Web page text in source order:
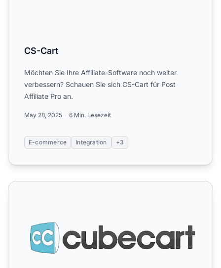
CS-Cart
Möchten Sie Ihre Affiliate-Software noch weiter
verbessern? Schauen Sie sich CS-Cart für Post
Affiliate Pro an.
May 28, 2025 6 Min. Lesezeit
E-commerce Integration +3
CubeCart